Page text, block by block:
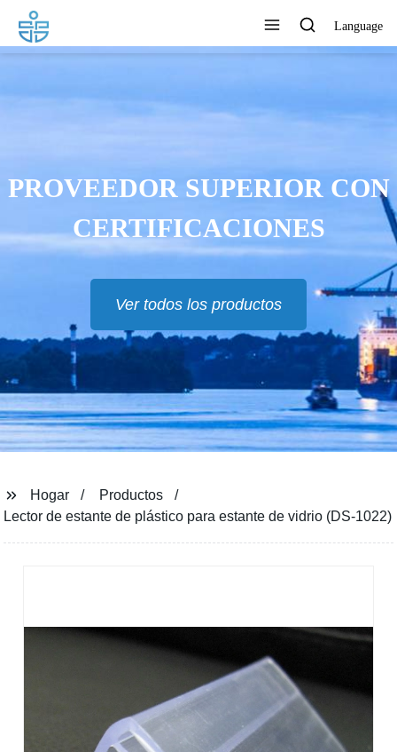
Language
Hogar
Productos
Lector de estante de plástico para estante de vidrio (DS-1022)